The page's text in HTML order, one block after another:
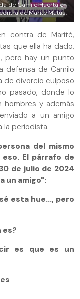
de Camilo Huerta en
contra de Marité Matus.
contra de Marité,
que ella ha dado,
pero hay un punto
defensa de Camilo
de divorcio culposo
pasado, donde lo
hombres y además
a un amigo
la periodista.
del mismo
El párrafo de
de julio de 2024
un amigo":
esta hue..., pero
es?
es que es un